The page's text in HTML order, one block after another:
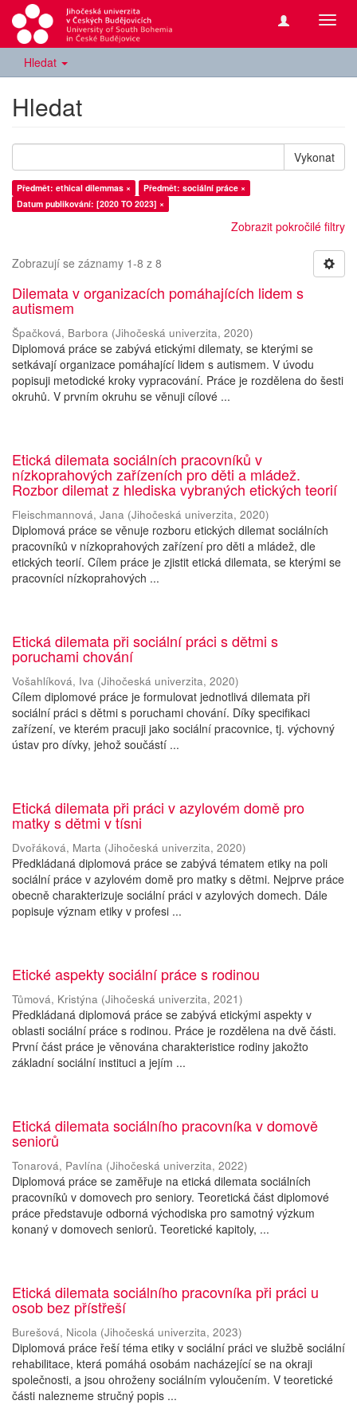
Hledat
Hledat
Vykonat
Předmět: ethical dilemmas ×
Předmět: sociální práce ×
Datum publikování: [2020 TO 2023] ×
Zobrazit pokročilé filtry
Zobrazují se záznamy 1-8 z 8
Dilemata v organizacích pomáhajících lidem s
autismem
Špačková, Barbora (Jihočeská univerzita, 2020)
Diplomová práce se zabývá etickými dilematy, se kterými se
setkávají organizace pomáhající lidem s autismem. V úvodu
popisuji metodické kroky vypracování. Práce je rozdělena do šesti
okruhů. V prvním okruhu se věnuji cílové ...
Etická dilemata sociálních pracovníků v
nízkoprahových zařízeních pro děti a mládež.
Rozbor dilemat z hlediska vybraných etických teorií
Fleischmannová, Jana (Jihočeská univerzita, 2020)
Diplomová práce se věnuje rozboru etických dilemat sociálních
pracovníků v nízkoprahových zařízení pro děti a mládež, dle
etických teorií. Cílem práce je zjistit etická dilemata, se kterými se
pracovníci nízkoprahových ...
Etická dilemata při sociální práci s dětmi s
poruchami chování
Vošahlíková, Iva (Jihočeská univerzita, 2020)
Cílem diplomové práce je formulovat jednotlivá dilemata při
sociální práci s dětmi s poruchami chování. Díky specifikaci
zařízení, ve kterém pracuji jako sociální pracovnice, tj. výchovný
ústav pro dívky, jehož součástí ...
Etická dilemata při práci v azylovém domě pro
matky s dětmi v tísni
Dvořáková, Marta (Jihočeská univerzita, 2020)
Předkládaná diplomová práce se zabývá tématem etiky na poli
sociální práce v azylovém domě pro matky s dětmi. Nejprve práce
obecně charakterizuje sociální práci v azylových domech. Dále
popisuje význam etiky v profesi ...
Etické aspekty sociální práce s rodinou
Tůmová, Kristýna (Jihočeská univerzita, 2021)
Předkládaná diplomová práce se zabývá etickými aspekty v
oblasti sociální práce s rodinou. Práce je rozdělena na dvě části.
První část práce je věnována charakteristice rodiny jakožto
základní sociální instituci a jejím ...
Etická dilemata sociálního pracovníka v domově
seniorů
Tonarová, Pavlína (Jihočeská univerzita, 2022)
Diplomová práce se zaměřuje na etická dilemata sociálních
pracovníků v domovech pro seniory. Teoretická část diplomové
práce představuje odborná východiska pro samotný výzkum
konaný v domovech seniorů. Teoretické kapitoly, ...
Etická dilemata sociálního pracovníka při práci u
osob bez přístřeší
Burešová, Nicola (Jihočeská univerzita, 2023)
Diplomová práce řeší téma etiky v sociální práci ve službě sociální
rehabilitace, která pomáhá osobám nacházející se na okraji
společnosti, a jsou ohroženy sociálním vyloučením. V teoretické
části nalezneme stručný popis ...